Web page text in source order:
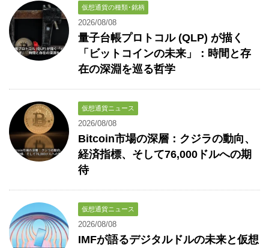
仮想通貨の種類･銘柄
2026/08/08
量子台帳プロトコル (QLP) が描く
「ビットコインの未来」：時間と存
在の深淵を巡る哲学
仮想通貨ニュース
2026/08/08
Bitcoin市場の深層：クジラの動向、
経済指標、そして76,000ドルへの期
待
仮想通貨ニュース
2026/08/08
IMFが語るデジタルドルの未来と仮想